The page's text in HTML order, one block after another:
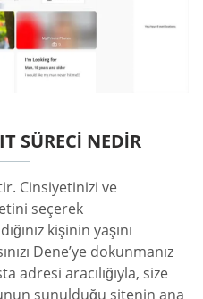
SÜRECI NEDIR
Cinsiyetinizi ve
seçerek
kişinin yaşını
Dene’ye dokunmanız
adresi aracılığıyla, size
sunulduğu sitenin ana